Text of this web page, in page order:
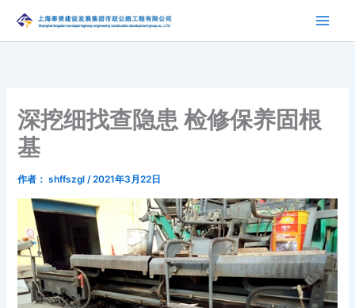
内
深挖细找查隐患 检修保养固根
基
作者： shffszgl/2021年3月22日